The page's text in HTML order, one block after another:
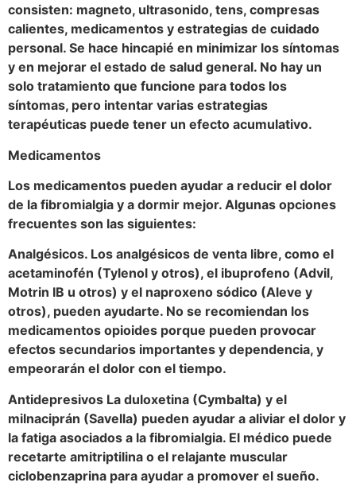
consisten: magneto, ultrasonido, tens, compresas
calientes, medicamentos y estrategias de cuidado
personal. Se hace hincapié en minimizar los síntomas
y en mejorar el estado de salud general. No hay un
solo tratamiento que funcione para todos los
síntomas, pero intentar varias estrategias
terapéuticas puede tener un efecto acumulativo.
Medicamentos
Los medicamentos pueden ayudar a reducir el dolor
de la fibromialgia y a dormir mejor. Algunas opciones
frecuentes son las siguientes:
Analgésicos. Los analgésicos de venta libre, como el
acetaminofén (Tylenol y otros), el ibuprofeno (Advil,
Motrin IB u otros) y el naproxeno sódico (Aleve y
otros), pueden ayudarte. No se recomiendan los
medicamentos opioides porque pueden provocar
efectos secundarios importantes y dependencia, y
empeorarán el dolor con el tiempo.
Antidepresivos La duloxetina (Cymbalta) y el
milnaciprán (Savella) pueden ayudar a aliviar el dolor y
la fatiga asociados a la fibromialgia. El médico puede
recetarte amitriptilina o el relajante muscular
ciclobenzaprina para ayudar a promover el sueño.